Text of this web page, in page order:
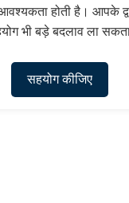
होती है। आपके
भी बड़े बदलाव ला
सहयोग कीजिए